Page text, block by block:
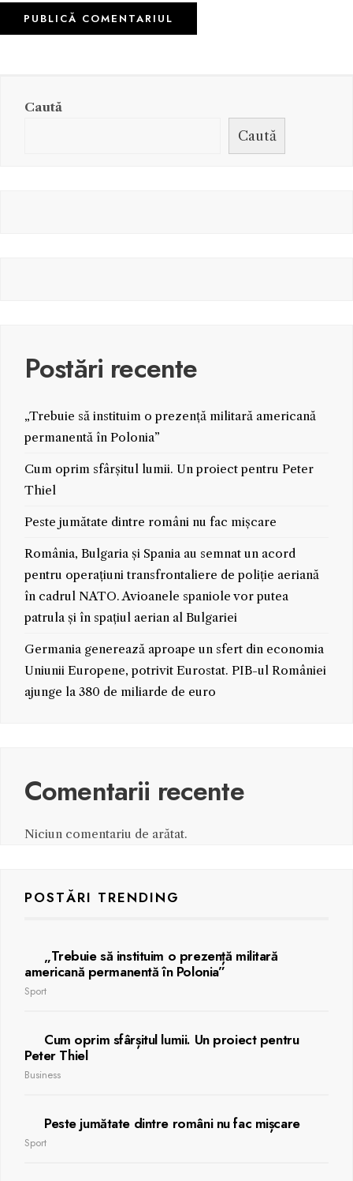
Caută
Caută
Postări recente
„Trebuie să instituim o prezență militară americană
permanentă în Polonia”
Cum oprim sfârșitul lumii. Un proiect pentru Peter
Thiel
Peste jumătate dintre români nu fac mișcare
România, Bulgaria și Spania au semnat un acord
pentru operațiuni transfrontaliere de poliție aeriană
în cadrul NATO. Avioanele spaniole vor putea
patrula și în spațiul aerian al Bulgariei
Germania generează aproape un sfert din economia
Uniunii Europene, potrivit Eurostat. PIB-ul României
ajunge la 380 de miliarde de euro
Comentarii recente
Niciun comentariu de arătat.
POSTĂRI TRENDING
„Trebuie să instituim o prezență militară
americană permanentă în Polonia”
Sport
Cum oprim sfârșitul lumii. Un proiect pentru
Peter Thiel
Business
Peste jumătate dintre români nu fac mișcare
Sport